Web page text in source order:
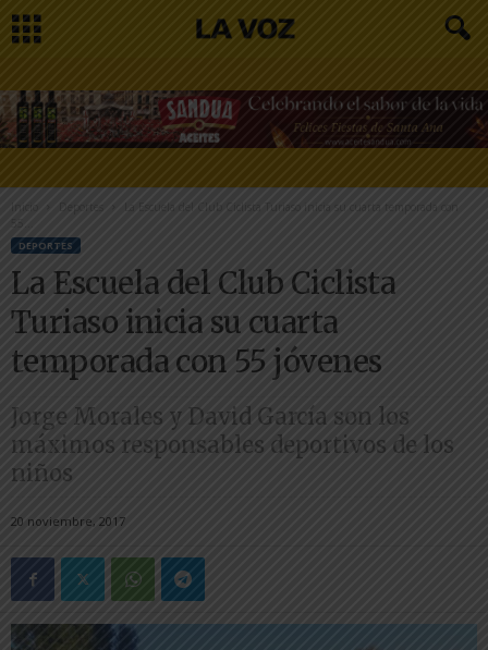
Inicio
La Escuela del Club Ciclista Turiaso inicia su cuarta temporada con
DEPORTES
La Escuela del Club Ciclista
Turiaso inicia su cuarta
temporada con 55 jóvenes
Jorge Morales y David García son los
máximos responsables deportivos de los
niños
20 noviembre, 2017